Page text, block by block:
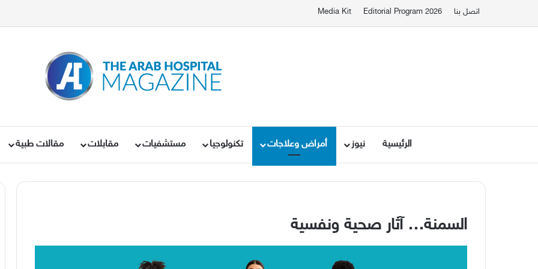
اتصل بنا Editorial Program 2026
Media Kit
الرئيسية نيوز أمراض وعلاجات تكنولوجيا مستشفيات مقابلات مقالات طبية
السمنة… آثار صحية ونفسية